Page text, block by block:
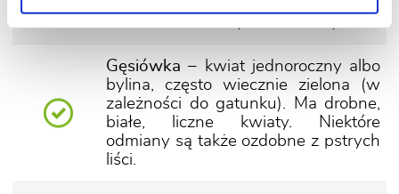
Gęsiówka – kwiat jednoroczny albo
bylina, często wiecznie zielona (w
zależności do gatunku). Ma drobne,
białe, liczne kwiaty. Niektóre
odmiany są także ozdobne z pstrych
liści.